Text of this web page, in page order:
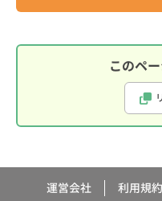
このペ
運営会社 利用規